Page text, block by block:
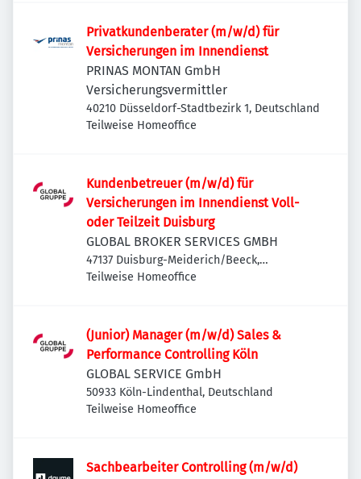
Privatkundenberater (m/w/d) für
Versicherungen im Innendienst
PRINAS MONTAN GmbH
Versicherungsvermittler
40210 Düsseldorf-Stadtbezirk 1, Deutschland
Teilweise Homeoffice
Kundenbetreuer (m/w/d) für
Versicherungen im Innendienst Voll-
oder Teilzeit Duisburg
GLOBAL BROKER SERVICES GMBH
47137 Duisburg-Meiderich/Beeck,
Deutschland
Teilweise Homeoffice
(Junior) Manager (m/w/d) Sales &
Performance Controlling Köln
GLOBAL SERVICE GmbH
50933 Köln-Lindenthal, Deutschland
Teilweise Homeoffice
Sachbearbeiter Controlling (m/w/d)